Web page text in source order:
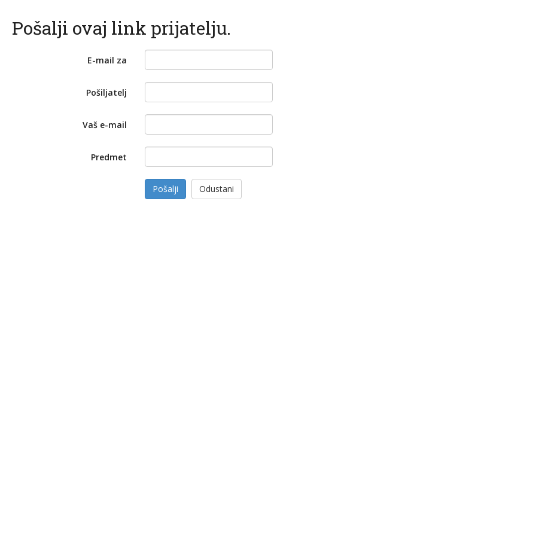
Pošalji ovaj link prijatelju.
E-mail za
Pošiljatelj
Vaš e-mail
Predmet
Pošalji Odustani